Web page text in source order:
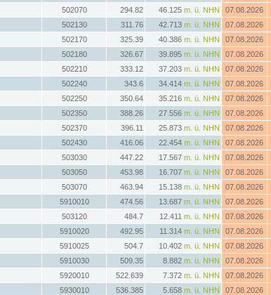
502070 294.82 46.125 m. ü. NHN 07.08.2026
502130 311.76 42.713 m. ü. NHN 07.08.2026
502170 325.39 40.386 m. ü. NHN 07.08.2026
502180 326.67 39.895 m. ü. NHN 07.08.2026
502210 333.12 37.203 m. ü. NHN 07.08.2026
502240 343.6 34.414 m. ü. NHN 07.08.2026
502250 350.64 35.216 m. ü. NHN 07.08.2026
502350 388.26 27.556 m. ü. NHN 07.08.2026
502370 396.11 25.873 m. ü. NHN 07.08.2026
502430 416.06 22.454 m. ü. NHN 07.08.2026
503030 447.22 17.567 m. ü. NHN 07.08.2026
503050 453.98 16.707 m. ü. NHN 07.08.2026
503070 463.94 15.138 m. ü. NHN 07.08.2026
5910010 474.56 13.687 m. ü. NHN 07.08.2026
503120 484.7 12.411 m. ü. NHN 07.08.2026
5910020 492.95 11.314 m. ü. NHN 07.08.2026
5910025 504.7 10.402 m. ü. NHN 07.08.2026
5910030 509.35 8.882 m. ü. NHN 07.08.2026
5920010 522.639 7.372 m. ü. NHN 07.08.2026
5930010 536.385 5.658 m. ü. NHN 07.08.2026